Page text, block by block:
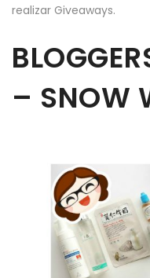
realizar Giveaways.
– SNOW